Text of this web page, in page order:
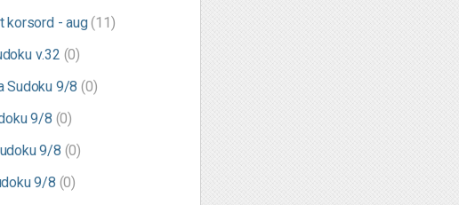
korsord - aug(11)
v.32 (0)
Sudoku 9/8(0)
9/8 (0)
9/8 (0)
9/8 (0)